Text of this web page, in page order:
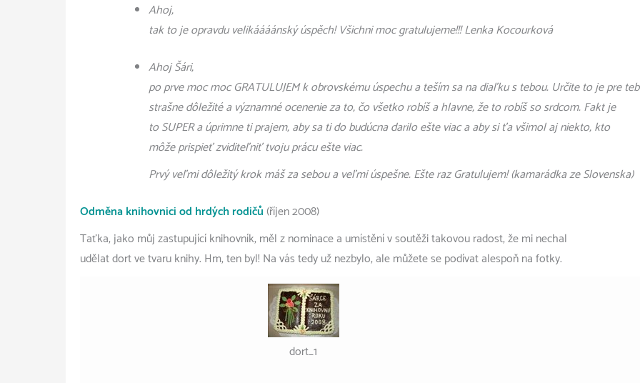
Ahoj,
tak to je opravdu velikáááánský úspěch! Všichni moc gratulujeme!!! Lenka Kocourková
Ahoj Šári,
po prve moc moc GRATULUJEM k obrovskému úspechu a teším sa na diaľku s tebou. Určite to je pre
strašne dôležité a významné ocenenie za to, čo všetko robíš a hlavne, že to robíš so srdcom. Fakt je
to SUPER a úprimne ti prajem, aby sa ti do budúcna darilo ešte viac a aby si ťa všimol aj niekto, kto
môže prispieť zviditeľniť tvoju prácu ešte viac.
Prvý veľmi dôležitý krok máš za sebou a veľmi úspešne. Ešte raz Gratulujem! (kamarádka ze Slovenska)
Odměna knihovnici od hrdých rodičů (říjen 2008)
Taťka, jako můj zastupující knihovník, měl z nominace a umístění v soutěži takovou radost, že mi nechal
udělat dort ve tvaru knihy. Hm, ten byl! Na vás tedy už nezbylo, ale můžete se podívat alespoň na fotky.
dort_1